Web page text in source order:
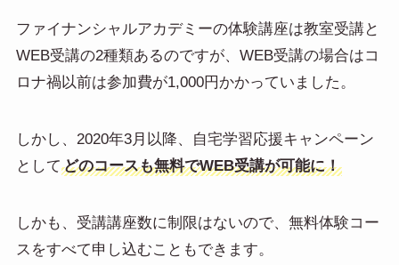
ファイナンシャルアカデミーの体験講座は教室受講と
WEB受講の2種類あるのですが、WEB受講の場合はコ
ロナ禍以前は参加費が1,000円かかっていました。
しかし、2020年3月以降、自宅学習応援キャンペーン
として どのコースも無料でWEB受講が可能に！
しかも、受講講座数に制限はないので、無料体験コー
スをすべて申し込むこともできます。